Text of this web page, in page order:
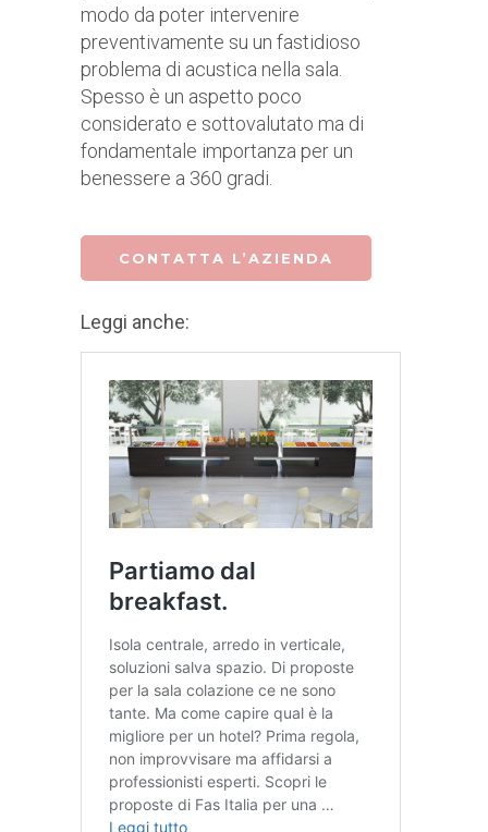
modo da poter intervenire
preventivamente su un fastidioso
problema di acustica nella sala.
Spesso è un aspetto poco
considerato e sottovalutato ma di
fondamentale importanza per un
benessere a 360 gradi.
CONTATTA L’AZIENDA
Leggi anche: